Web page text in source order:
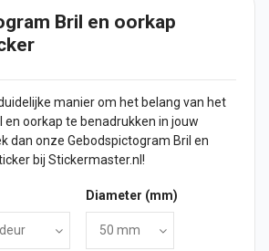
Bril en oorkap
manier om het belang van het
en oorkap te benadrukken in jouw
dan onze Gebodspictogram Bril en
bij Stickermaster.nl!
Diameter (mm)